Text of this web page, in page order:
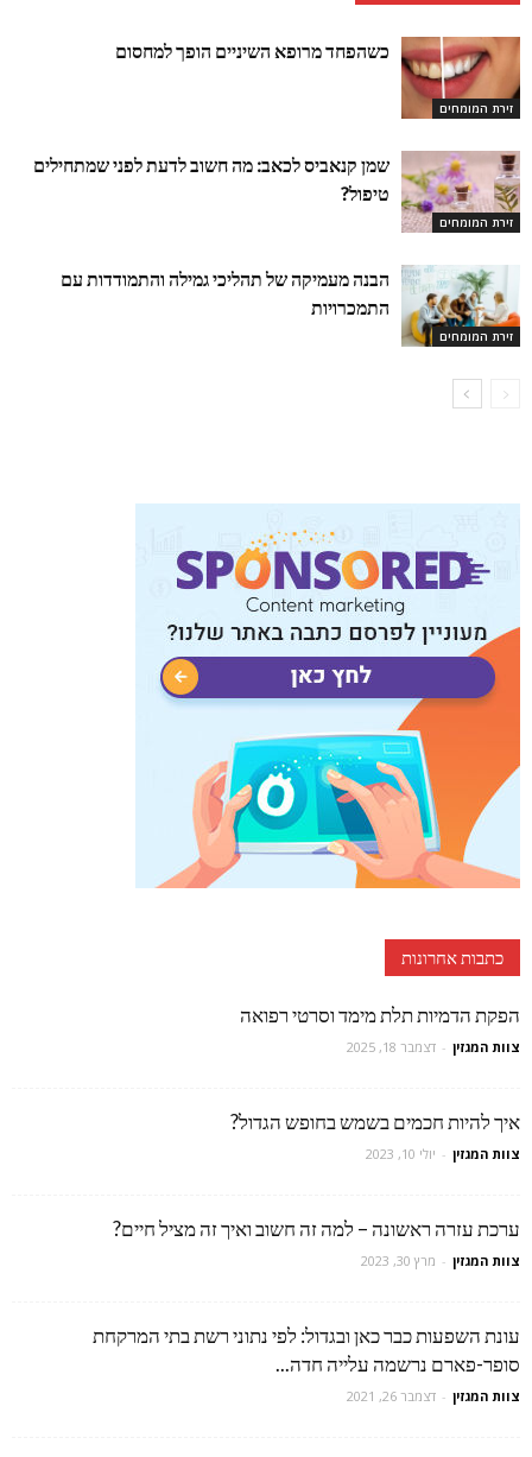
זירת המומחים
כשהפחד מרופא השיניים הופך למחסום
זירת המומחים
שמן קנאביס לכאב: מה חשוב לדעת לפני שמתחילים
טיפול?
זירת המומחים
הבנה מעמיקה של תהליכי גמילה והתמודדות עם
התמכרויות
כתבות אחרונות
הפקת הדמיות תלת מימד וסרטי רפואה
צוות המגזין - דצמבר 18, 2025
איך להיות חכמים בשמש בחופש הגדול?
צוות המגזין - יולי 10, 2023
ערכת עזרה ראשונה – למה זה חשוב ואיך זה מציל חיים?
צוות המגזין - מרץ 30, 2023
עונת השפעות כבר כאן ובגדול: לפי נתוני רשת בתי המרקחת
סופר-פארם נרשמה עלייה חדה...
צוות המגזין - דצמבר 26, 2021